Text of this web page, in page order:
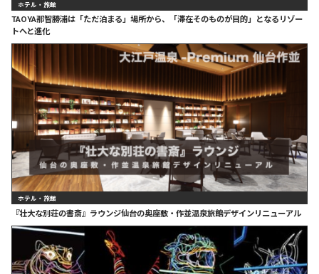
ホテル・旅館
TAOYA那智勝浦は「ただ泊まる」場所から、「滞在そのものが目的」となるリゾー
トへと進化
ホテル・旅館
『壮大な別荘の書斎』ラウンジ仙台の奥座敷・作並温泉旅館デザインリニューアル